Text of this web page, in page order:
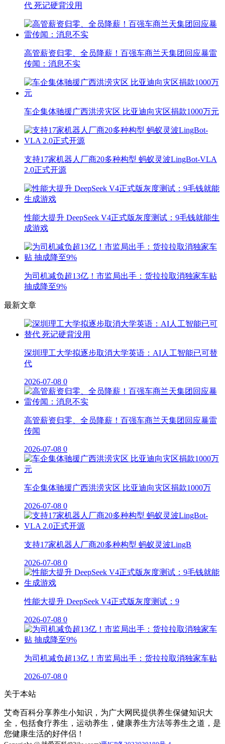
代 死记硬背没用
高管薪资归零、全员降薪！百强车商兰天集团回应暴雷
传闻：消息不实
车企集体驰援广西洪涝灾区 比亚迪向灾区捐款1000万元
支持17家机器人厂商20多种构型 蚂蚁灵波LingBot-VLA
2.0正式开源
性能大提升 DeepSeek V4正式版灰度测试：9毛钱就能生
成游戏
为司机减负超13亿！市监局出手：货拉拉取消独家车贴
抽成降至9%
最新文章
深圳理工大学拟逐步取消大学英语：AI人工智能已可替
代
2026-07-08 0
高管薪资归零、全员降薪！百强车商兰天集团回应暴雷
传闻
2026-07-08 0
车企集体驰援广西洪涝灾区 比亚迪向灾区捐款1000万
2026-07-08 0
支持17家机器人厂商20多种构型 蚂蚁灵波LingB
2026-07-08 0
性能大提升 DeepSeek V4正式版灰度测试：9
2026-07-08 0
为司机减负超13亿！市监局出手：货拉拉取消独家车贴
2026-07-08 0
关于本站
艾奇百科分享养生小知识，为广大网民提供养生保健知识大
全，包括食疗养生，运动养生，健康养生方法等养生之道，是
您健康生活的好伴侣！